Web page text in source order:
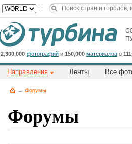
2,300,000 фотографий и 150,000 материалов о
Направления Ленты Все
→ Форумы
Форумы